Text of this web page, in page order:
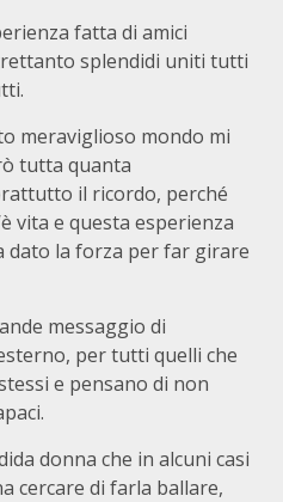
fatta di amici
splendidi uniti tutti
meraviglioso mondo mi
tutta quanta
il ricordo, perché
vita e questa esperienza
dato la forza per far girare
messaggio di
per tutti quelli che
e pensano di non
donna che in alcuni casi
cercare di farla ballare,